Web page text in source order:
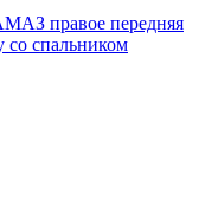
правое передняя
со спальником